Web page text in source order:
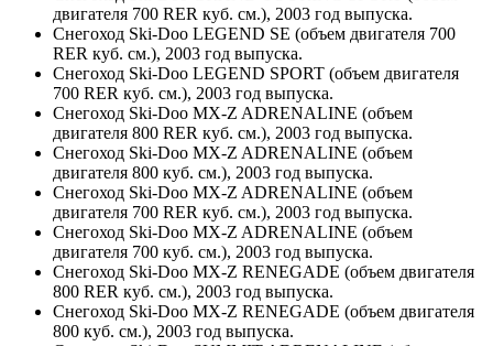
двигателя 700 RER куб. см.), 2003 год выпуска.
Снегоход Ski-Doo LEGEND SE (объем двигателя 700
RER куб. см.), 2003 год выпуска.
Снегоход Ski-Doo LEGEND SPORT (объем двигателя
700 RER куб. см.), 2003 год выпуска.
Снегоход Ski-Doo MX-Z ADRENALINE (объем
двигателя 800 RER куб. см.), 2003 год выпуска.
Снегоход Ski-Doo MX-Z ADRENALINE (объем
двигателя 800 куб. см.), 2003 год выпуска.
Снегоход Ski-Doo MX-Z ADRENALINE (объем
двигателя 700 RER куб. см.), 2003 год выпуска.
Снегоход Ski-Doo MX-Z ADRENALINE (объем
двигателя 700 куб. см.), 2003 год выпуска.
Снегоход Ski-Doo MX-Z RENEGADE (объем двигателя
800 RER куб. см.), 2003 год выпуска.
Снегоход Ski-Doo MX-Z RENEGADE (объем двигателя
800 куб. см.), 2003 год выпуска.